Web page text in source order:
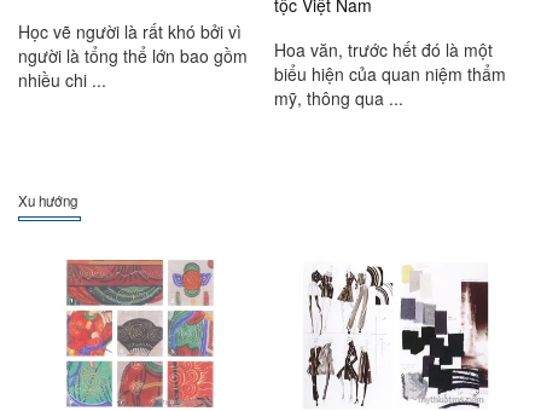
Học vẽ người là rất khó bởi vì
người là tổng thể lớn bao gồm
nhiều chi ...
tộc Việt Nam
Hoa văn, trước hết đó là một
biểu hiện của quan niệm thẩm
mỹ, thông qua ...
Xu hướng